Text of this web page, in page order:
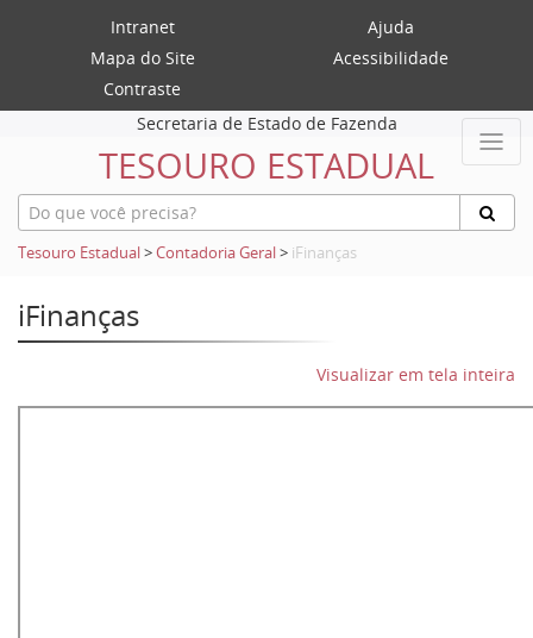
Intranet
Ajuda
Mapa do Site
Acessibilidade
Contraste
Secretaria de Estado de Fazenda
TESOURO ESTADUAL
Tesouro Estadual>Contadoria Geral> iFinanças
iFinanças
Visualizar em tela inteira